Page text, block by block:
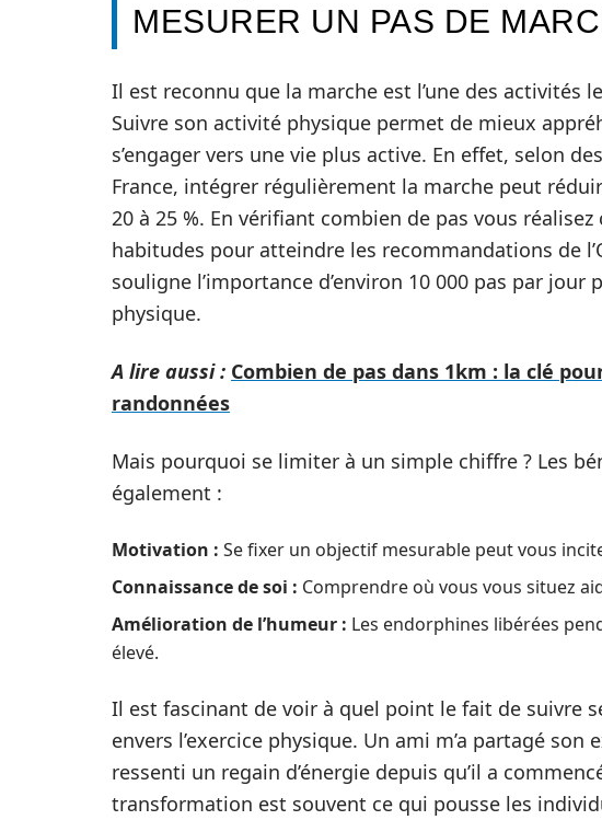
MESURER UN PAS DE
Il est reconnu que la marche est l’une des activités
Suivre son activité physique permet de mieux
s’engager vers une vie plus active. En effet, selon
France, intégrer régulièrement la marche peut
20 à 25 %. En vérifiant combien de pas vous
habitudes pour atteindre les recommandations de
souligne l’importance d’environ 10 000 pas par
physique.
A lire aussi : Combien de pas dans 1km : la clé
randonnées
Mais pourquoi se limiter à un simple chiffre ? Les
également :
Motivation : Se fixer un objectif mesurable peut vous
Connaissance de soi : Comprendre où vous vous situez
Amélioration de l’humeur : Les endorphines libérées
élevé.
Il est fascinant de voir à quel point le fait de suivre
envers l’exercice physique. Un ami m’a partagé
ressenti un regain d’énergie depuis qu’il a
transformation est souvent ce qui pousse les